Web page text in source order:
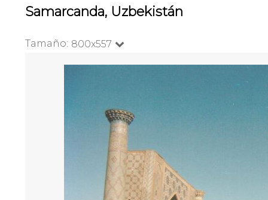
Samarcanda, Uzbekistán
Tamaño: 800x557 